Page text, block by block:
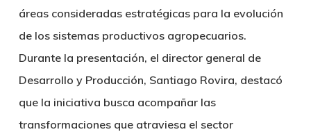
áreas consideradas estratégicas para la evolución
de los sistemas productivos agropecuarios.
Durante la presentación, el director general de
Desarrollo y Producción, Santiago Rovira, destacó
que la iniciativa busca acompañar las
transformaciones que atraviesa el sector